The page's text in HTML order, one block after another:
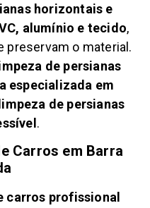
horizontais e
alumínio e tecido,
preservam o material.
de persianas
especializada em
de persianas
.
Carros em Barra
carros profissional